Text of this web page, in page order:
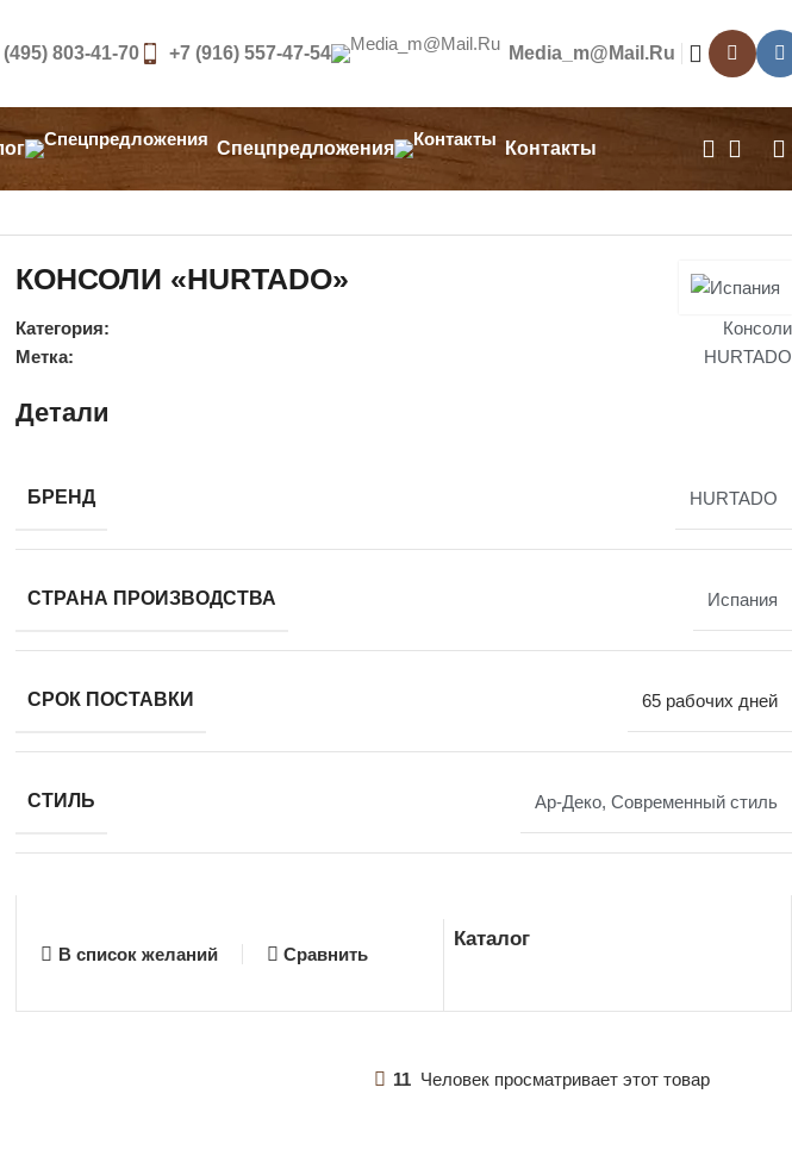
(495) 803-41-70 +7 (916) 557-47-54 Media_m@mail.ru
Спецпредложения
Контакты
КОНСОЛИ «HURTADO»
Категория:
Консоли
Метка:
HURTADO
Детали
БРЕНД HURTADO
СТРАНА ПРОИЗВОДСТВА Испания
СРОК ПОСТАВКИ 65 рабочих дней
СТИЛЬ Ар-Деко, Современный стиль
В список желаний Сравнить
Каталог
11 Человек просматривает этот товар